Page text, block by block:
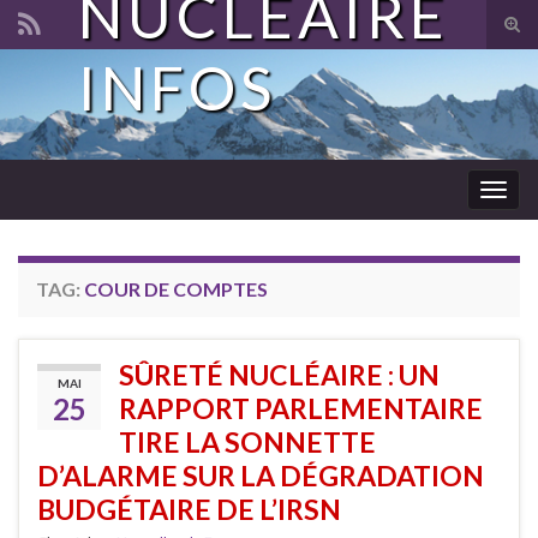
Search for:
NUCLÉAIRE
INFOS
TAG: COUR DE COMPTES
MAI
25
SÛRETÉ NUCLÉAIRE : UN
RAPPORT PARLEMENTAIRE
TIRE LA SONNETTE
D’ALARME SUR LA DÉGRADATION
BUDGÉTAIRE DE L’IRSN